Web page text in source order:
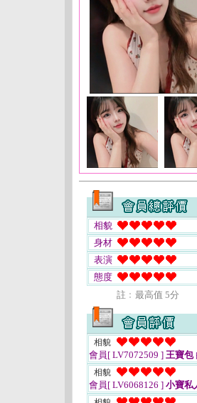
相貌
身材
表演
態度
註﹕最高值 5分
相貌
會員[ LV7072509 ] 王寶包
相貌
會員[ LV6068126 ] 小寶私